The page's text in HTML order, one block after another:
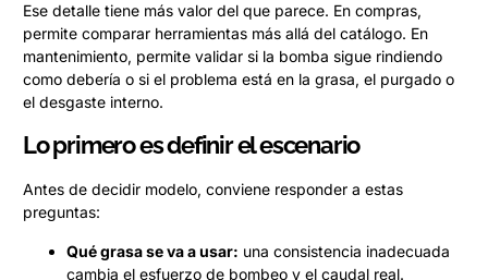
Ese detalle tiene más valor del que parece. En compras,
permite comparar herramientas más allá del catálogo. En
mantenimiento, permite validar si la bomba sigue rindiendo
como debería o si el problema está en la grasa, el purgado o
el desgaste interno.
Lo primero es definir el escenario
Antes de decidir modelo, conviene responder a estas
preguntas:
Qué grasa se va a usar: una consistencia inadecuada
cambia el esfuerzo de bombeo y el caudal real.